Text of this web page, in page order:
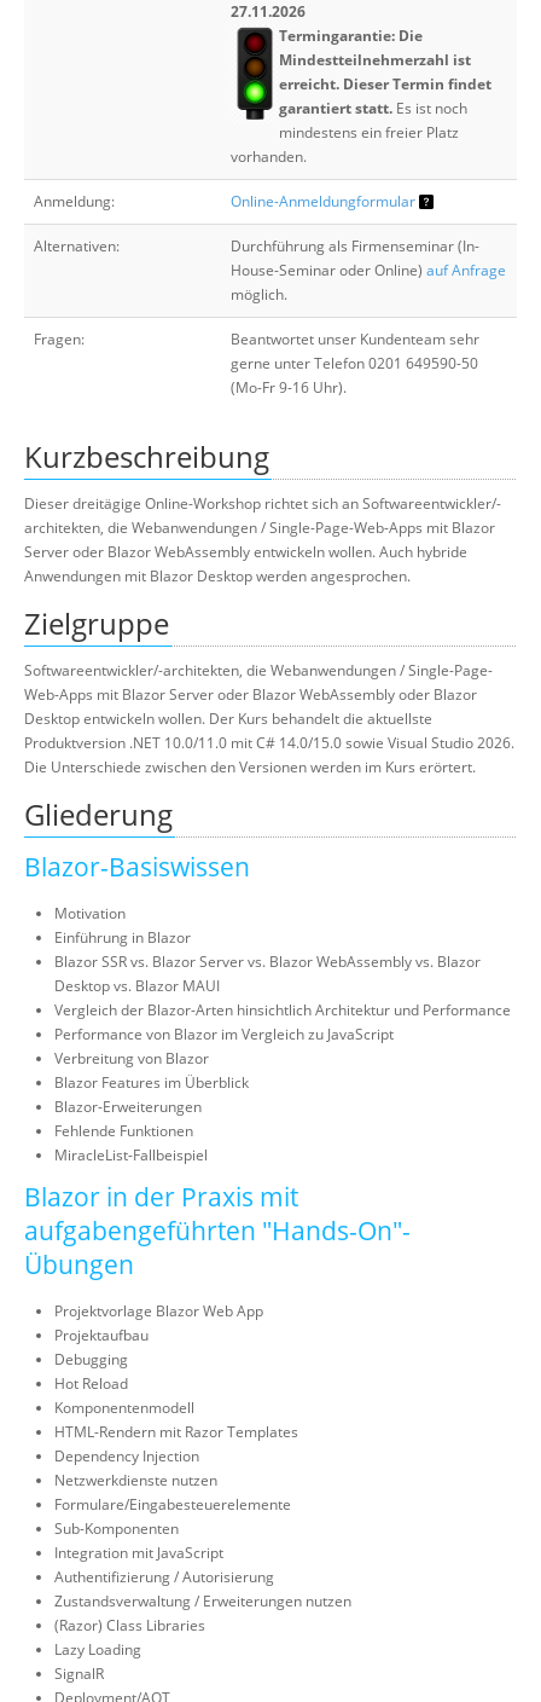
27.11.2026
Termingarantie: Die
Mindestteilnehmerzahl ist
erreicht. Dieser Termin findet
garantiert statt. Es ist noch
mindestens ein freier Platz
vorhanden.
Anmeldung: Online-Anmeldungformular
Alternativen:
Durchführung als Firmenseminar (In-
House-Seminar oder Online) auf Anfrage
möglich.
Fragen:
Beantwortet unser Kundenteam sehr
gerne unter Telefon 0201 649590-50
(Mo-Fr 9-16 Uhr).
Kurzbeschreibung
Dieser dreitägige Online-Workshop richtet sich an Softwareentwickler/-
architekten, die Webanwendungen / Single-Page-Web-Apps mit Blazor
Server oder Blazor WebAssembly entwickeln wollen. Auch hybride
Anwendungen mit Blazor Desktop werden angesprochen.
Zielgruppe
Softwareentwickler/-architekten, die Webanwendungen / Single-Page-
Web-Apps mit Blazor Server oder Blazor WebAssembly oder Blazor
Desktop entwickeln wollen. Der Kurs behandelt die aktuellste
Produktversion .NET 10.0/11.0 mit C# 14.0/15.0 sowie Visual Studio 2026.
Die Unterschiede zwischen den Versionen werden im Kurs erörtert.
Gliederung
Blazor-Basiswissen
Motivation
Einführung in Blazor
Blazor SSR vs. Blazor Server vs. Blazor WebAssembly vs. Blazor
Desktop vs. Blazor MAUI
Vergleich der Blazor-Arten hinsichtlich Architektur und Performance
Performance von Blazor im Vergleich zu JavaScript
Verbreitung von Blazor
Blazor Features im Überblick
Blazor-Erweiterungen
Fehlende Funktionen
MiracleList-Fallbeispiel
Blazor in der Praxis mit
aufgabengeführten "Hands-On"-
Übungen
Projektvorlage Blazor Web App
Projektaufbau
Debugging
Hot Reload
Komponentenmodell
HTML-Rendern mit Razor Templates
Dependency Injection
Netzwerkdienste nutzen
Formulare/Eingabesteuerelemente
Sub-Komponenten
Integration mit JavaScript
Authentifizierung / Autorisierung
Zustandsverwaltung / Erweiterungen nutzen
(Razor) Class Libraries
Lazy Loading
SignalR
Deployment/AOT